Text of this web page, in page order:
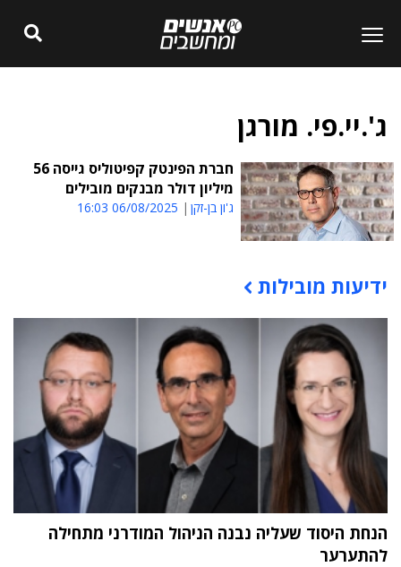
ג'.יי.פי. מורגן
חברת הפינטק קפיטוליס גייסה 56
מיליון דולר מבנקים מובילים
ג'ון בן-זקן 06/08/2025 16:03
תוכן פרסומי
ידיעות מובילות
הנחת היסוד שעליה נבנה הניהול המודרני מתחילה
להתערער